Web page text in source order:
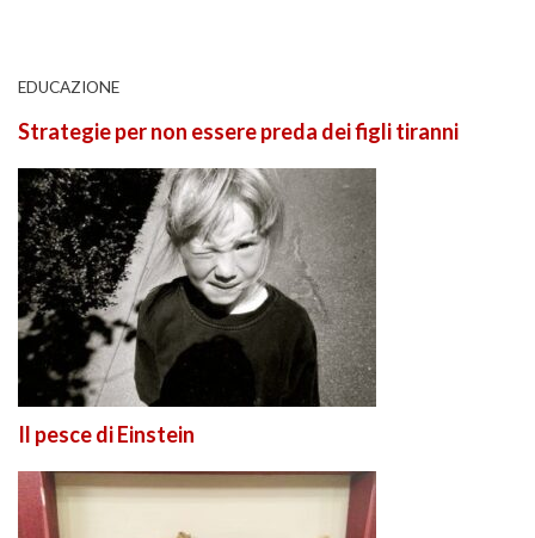
EDUCAZIONE
Strategie per non essere preda dei figli tiranni
Il pesce di Einstein